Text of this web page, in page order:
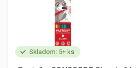
Skladom: 5+ ks